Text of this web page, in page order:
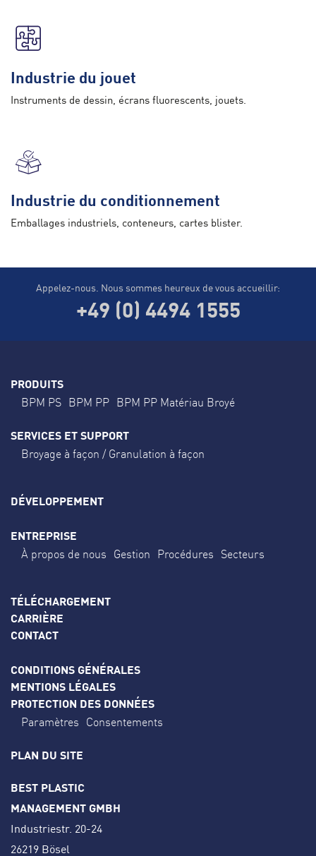
Industrie du jouet
Instruments de dessin, écrans fluorescents, jouets.
Industrie du conditionnement
Emballages industriels, conteneurs, cartes blister.
Appelez-nous. Nous sommes heureux de vous accueillir:
+49 (0) 4494 1555
PRODUITS
BPM PS BPM PP BPM PP Matériau Broyé
SERVICES ET SUPPORT
Broyage à façon / Granulation à façon
DÉVELOPPEMENT
ENTREPRISE
À propos de nous Gestion Procédures Secteurs
TÉLÉCHARGEMENT
CARRIÈRE
CONTACT
CONDITIONS GÉNÉRALES
MENTIONS LÉGALES
PROTECTION DES DONNÉES
Paramètres Consentements
PLAN DU SITE
BEST PLASTIC
MANAGEMENT GMBH
Industriestr. 20-24
26219 Bösel